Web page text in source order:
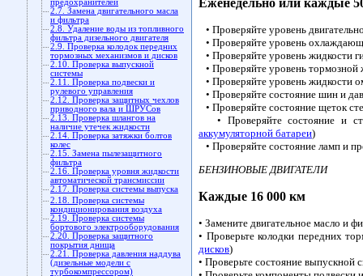
предохранителей
2.7. Замена двигательного масла
и фильтра
2.8. Удаление воды из топливного
фильтра дизельного двигателя
2.9. Проверка колодок передних
тормозных механизмов и дисков
2.10. Проверка выпускной
системы
2.11. Проверка подвески и
рулевого управления
2.12. Проверка защитных чехлов
приводного вала и ШРУСов
2.13. Проверка шлангов на
наличие утечек жидкости
2.14. Проверка затяжки болтов
колес
2.15. Замена пылезащитного
фильтра
2.16. Проверка уровня жидкости
автоматической трансмиссии
2.17. Проверка системы выпуска
2.18. Проверка системы
кондиционирования воздуха
2.19. Проверка системы
бортового электрооборудования
2.20. Проверка защитного
покрытия днища
2.21. Проверка давления наддува
(дизельные модели с
турбокомпрессором)
Еженедельно или каждые
• Проверяйте уровень
• Проверяйте уровень
• Проверяйте уровень жидкости
• Проверяйте уровень тормозной
• Проверяйте уровень жидкости
• Проверяйте состояние шин и
• Проверяйте состояние щеток
• Проверяйте состояние и
аккумуляторной батареи)
• Проверяйте состояние ламп и
БЕНЗИНОВЫЕ ДВИГАТЕЛИ
Каждые 16 000 км
• Замените двигательное масло и
• Проверьте колодки передних
дисков)
• Проверьте состояние выпускной